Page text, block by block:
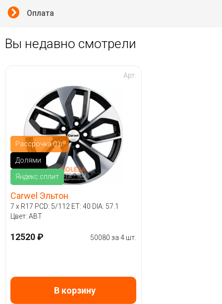
Оплата
Вы недавно смотрели
Рассрочка 0 р.
Долями
Яндекс.сплит
Арт:
Carwel Эльтон
7 x R17 PCD: 5/112 ET: 40 DIA: 57.1
Цвет: ABT
12520 ₽ 50080 за 4 шт.
В корзину